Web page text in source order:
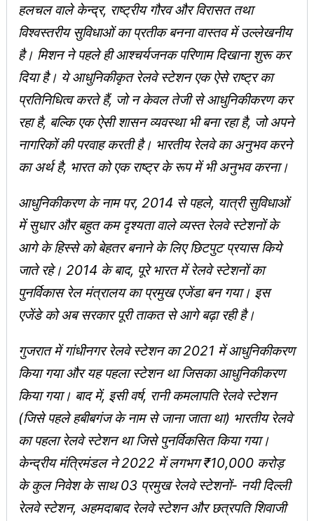
हलचल वाले केन्‍द्र, राष्ट्रीय गौरव और विरासत तथा
विश्वस्तरीय सुविधाओं का प्रतीक बनना वास्तव में उल्लेखनीय
है। मिशन ने पहले ही आश्चर्यजनक परिणाम दिखाना शुरू कर
दिया है। ये आधुनिकीकृत रेलवे स्टेशन एक ऐसे राष्ट्र का
प्रतिनिधित्व करते हैं, जो न केवल तेजी से आधुनिकीकरण कर
रहा है, बल्कि एक ऐसी शासन व्यवस्था भी बना रहा है, जो अपने
नागरिकों की परवाह करती है। भारतीय रेलवे का अनुभव करने
का अर्थ है, भारत को एक राष्ट्र के रूप में भी अनुभव करना।
आधुनिकीकरण के नाम पर, 2014 से पहले, यात्री सुविधाओं
में सुधार और बहुत कम दृश्यता वाले व्यस्त रेलवे स्टेशनों के
आगे के हिस्‍से को बेहतर बनाने के लिए छिटपुट प्रयास किये
जाते रहे। 2014 के बाद, पूरे भारत में रेलवे स्टेशनों का
पुनर्विकास रेल मंत्रालय का प्रमुख एजेंडा बन गया। इस
एजेंडे को अब सरकार पूरी ताकत से आगे बढ़ा रही है।
गुजरात में गांधीनगर रेलवे स्टेशन का 2021 में आधुनिकीकरण
किया गया और यह पहला स्टेशन था जिसका आधुनिकीकरण
किया गया। बाद में, इसी वर्ष, रानी कमलापति रेलवे स्टेशन
(जिसे पहले हबीबगंज के नाम से जाना जाता था) भारतीय रेलवे
का पहला रेलवे स्टेशन था जिसे पुनर्विकसित किया गया।
केन्‍द्रीय मंत्रिमंडल ने 2022 में लगभग ₹10,000 करोड़
के कुल निवेश के साथ 03 प्रमुख रेलवे स्टेशनों- नयी दिल्ली
रेलवे स्टेशन, अहमदाबाद रेलवे स्टेशन और छत्रपति शिवाजी